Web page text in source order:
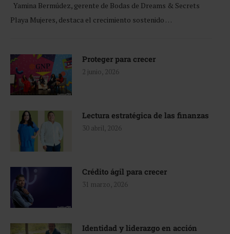
Yamina Bermúdez, gerente de Bodas de Dreams & Secrets
Playa Mujeres, destaca el crecimiento sostenido …
Proteger para crecer
2 junio, 2026
Lectura estratégica de las finanzas
30 abril, 2026
Crédito ágil para crecer
31 marzo, 2026
Identidad y liderazgo en acción